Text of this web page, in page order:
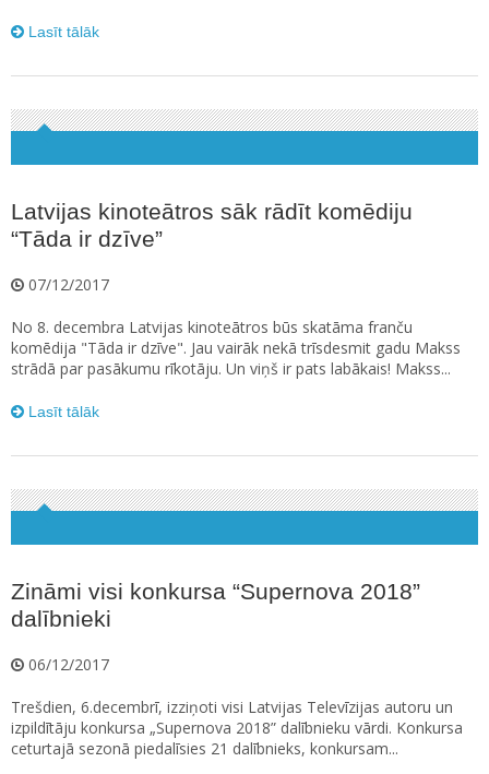
Lasīt tālāk
Latvijas kinoteātros sāk rādīt komēdiju
“Tāda ir dzīve”
07/12/2017
No 8. decembra Latvijas kinoteātros būs skatāma franču
komēdija "Tāda ir dzīve". Jau vairāk nekā trīsdesmit gadu Makss
strādā par pasākumu rīkotāju. Un viņš ir pats labākais! Makss...
Lasīt tālāk
Zināmi visi konkursa “Supernova 2018”
dalībnieki
06/12/2017
Trešdien, 6.decembrī, izziņoti visi Latvijas Televīzijas autoru un
izpildītāju konkursa „Supernova 2018” dalībnieku vārdi. Konkursa
ceturtajā sezonā piedalīsies 21 dalībnieks, konkursam...